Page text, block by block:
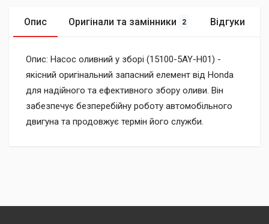
Опис Оригінали та замінники 2 Відгуки
Опис: Насос оливний у зборі (15100-5AY-H01) -
якісний оригінальний запасний елемент від Honda
для надійного та ефективного збору оливи. Він
забезпечує безперебійну роботу автомобільного
двигуна та продовжує термін його служби.